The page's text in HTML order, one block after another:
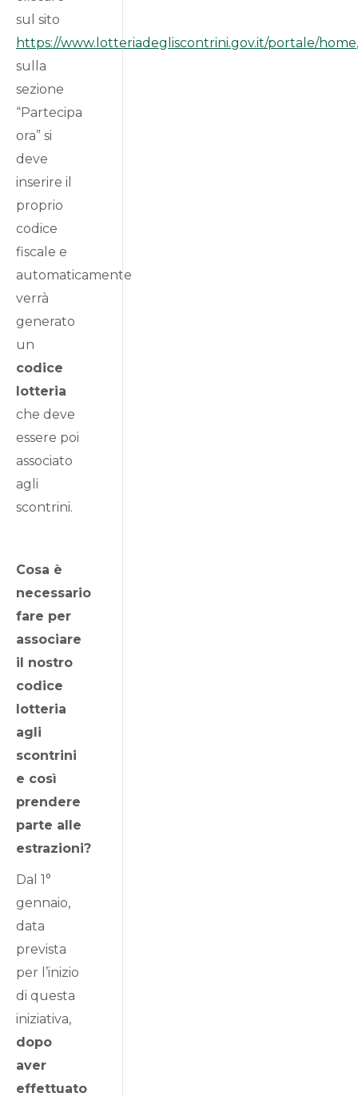
sul sito
https://www.lotteriadegliscontrini.gov.it/portale/home,
sulla
sezione
“Partecipa
ora” si
deve
inserire il
proprio
codice
fiscale e
automaticamente
verrà
generato
un
codice
lotteria
che deve
essere poi
associato
agli
scontrini.
Cosa è
necessario
fare per
associare
il nostro
codice
lotteria
agli
scontrini
e così
prendere
parte alle
estrazioni?
Dal 1°
gennaio,
data
prevista
per l’inizio
di questa
iniziativa,
dopo
aver
effettuato